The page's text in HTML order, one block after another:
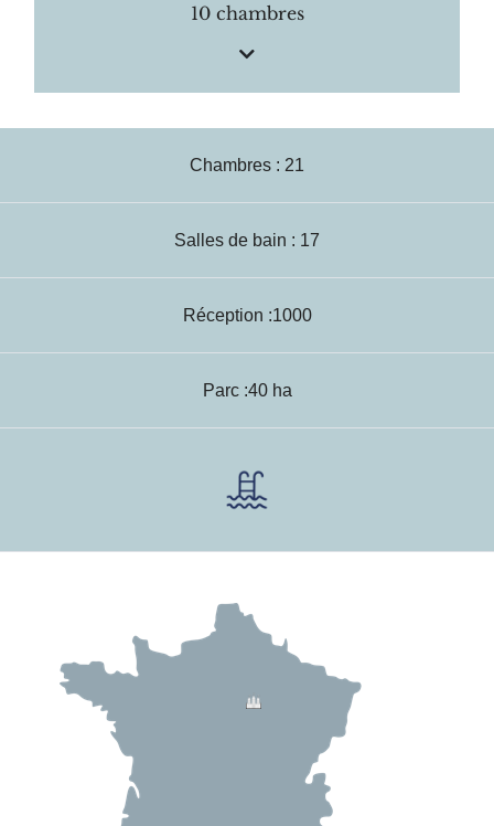
10 chambres
Chambres : 21
Salles de bain : 17
Réception :1000
Parc :40 ha